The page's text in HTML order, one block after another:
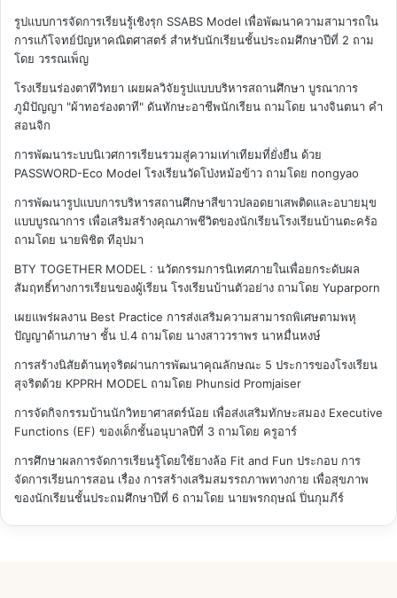
รูปแบบการจัดการเรียนรู้เชิงรุก SSABS Model เพื่อพัฒนาความสามารถใน
การแก้โจทย์ปัญหาคณิตศาสตร์ สำหรับนักเรียนชั้นประถมศึกษาปีที่ 2 ถาม
โดย วรรณเพ็ญ
โรงเรียนร่องตาทีวิทยา เผยผลวิจัยรูปแบบบริหารสถานศึกษา บูรณาการ
ภูมิปัญญา "ผ้าทอร่องตาที" ดันทักษะอาชีพนักเรียน ถามโดย นางจินตนา คำ
สอนจิก
การพัฒนาระบบนิเวศการเรียนรวมสู่ความเท่าเทียมที่ยั่งยืน ด้วย
PASSWORD-Eco Model โรงเรียนวัดโป่งหม้อข้าว ถามโดย nongyao
การพัฒนารูปแบบการบริหารสถานศึกษาสีขาวปลอดยาเสพติดและอบายมุข
แบบบูรณาการ เพื่อเสริมสร้างคุณภาพชีวิตของนักเรียนโรงเรียนบ้านตะคร้อ
ถามโดย นายพิชิต ทีอุปมา
BTY TOGETHER MODEL : นวัตกรรมการนิเทศภายในเพื่อยกระดับผล
สัมฤทธิ์ทางการเรียนของผู้เรียน โรงเรียนบ้านตัวอย่าง ถามโดย Yuparporn
เผยแพร่ผลงาน Best Practice การส่งเสริมความสามารถพิเศษตามพหุ
ปัญญาด้านภาษา ชั้น ป.4 ถามโดย นางสาววราพร นาหมื่นหงษ์
การสร้างนิสัยต้านทุจริตผ่านการพัฒนาคุณลักษณะ 5 ประการของโรงเรียน
สุจริตด้วย KPPRH MODEL ถามโดย Phunsid Promjaiser
การจัดกิจกรรมบ้านนักวิทยาศาสตร์น้อย เพื่อส่งเสริมทักษะสมอง Executive
Functions (EF) ของเด็กชั้นอนุบาลปีที่ 3 ถามโดย ครูอาร์
การศึกษาผลการจัดการเรียนรู้โดยใช้ยางล้อ Fit and Fun ประกอบ การ
จัดการเรียนการสอน เรื่อง การสร้างเสริมสมรรถภาพทางกาย เพื่อสุขภาพ
ของนักเรียนชั้นประถมศึกษาปีที่ 6 ถามโดย นายพรกฤษณ์ ปิ่นกุมภีร์